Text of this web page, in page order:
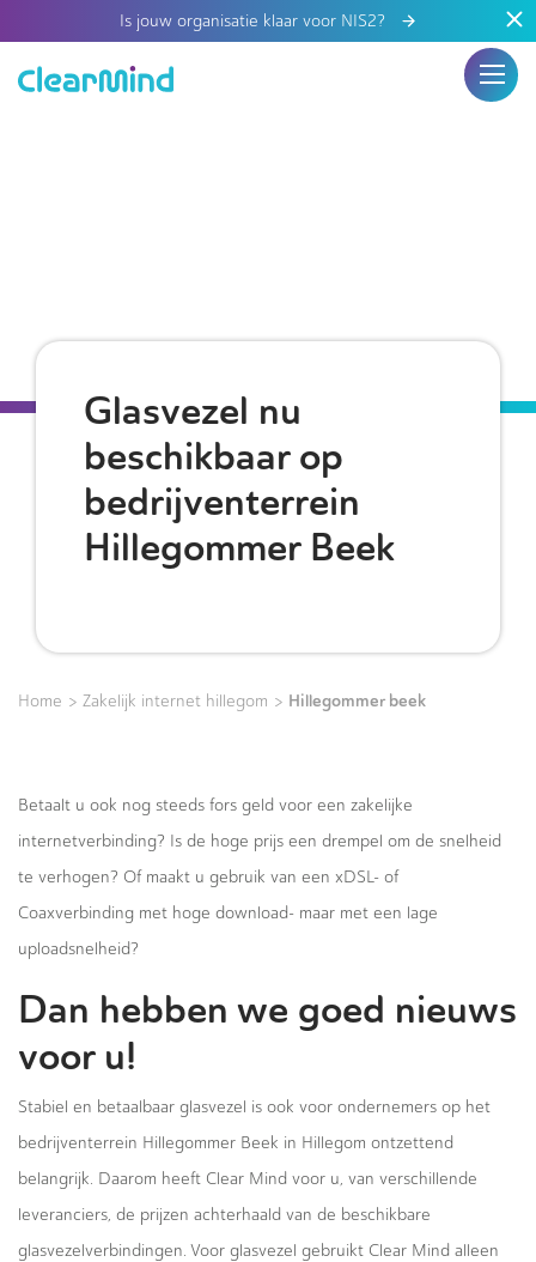
Is jouw organisatie klaar voor NIS2?
Glasvezel nu
beschikbaar op
bedrijventerrein
Hillegommer Beek
Home > Zakelijk internet hillegom > Hillegommer beek
Betaalt u ook nog steeds fors geld voor een zakelijke
internetverbinding? Is de hoge prijs een drempel om de snelheid
te verhogen? Of maakt u gebruik van een xDSL- of
Coaxverbinding met hoge download- maar met een lage
uploadsnelheid?
Dan hebben we goed nieuws
voor u!
Stabiel en betaalbaar glasvezel is ook voor ondernemers op het
bedrijventerrein Hillegommer Beek in Hillegom ontzettend
belangrijk. Daarom heeft Clear Mind voor u, van verschillende
leveranciers, de prijzen achterhaald van de beschikbare
glasvezelverbindingen. Voor glasvezel gebruikt Clear Mind alleen